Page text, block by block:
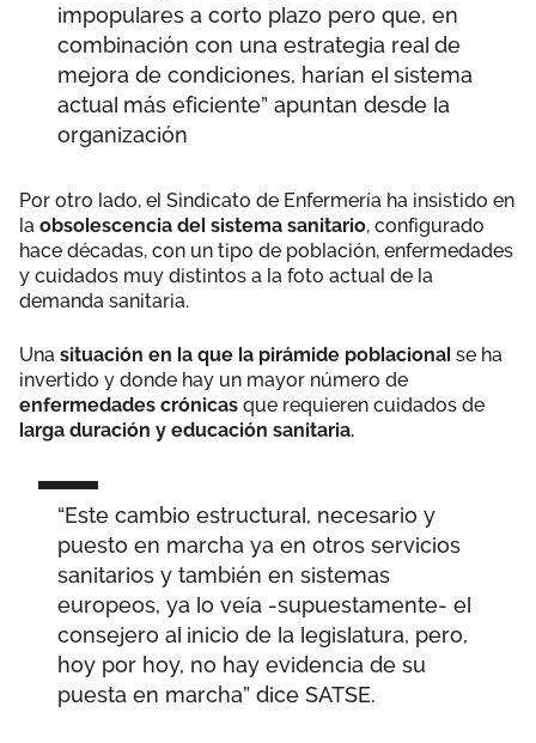
impopulares a corto plazo pero que, en
combinación con una estrategia real de
mejora de condiciones, harían el sistema
actual más eficiente” apuntan desde la
organización
Por otro lado, el Sindicato de Enfermería ha insistido en
la obsolescencia del sistema sanitario, configurado
hace décadas, con un tipo de población, enfermedades
y cuidados muy distintos a la foto actual de la
demanda sanitaria.
Una situación en la que la pirámide poblacional se ha
invertido y donde hay un mayor número de
enfermedades crónicas que requieren cuidados de
larga duración y educación sanitaria.
“Este cambio estructural, necesario y
puesto en marcha ya en otros servicios
sanitarios y también en sistemas
europeos, ya lo veía -supuestamente- el
consejero al inicio de la legislatura, pero,
hoy por hoy, no hay evidencia de su
puesta en marcha” dice SATSE.